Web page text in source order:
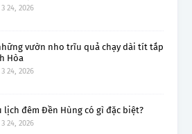
24, 2026
vườn nho trĩu quả chạy dài tít tắp
Hòa
24, 2026
lịch đêm Đền Hùng có gì đặc biệt?
24, 2026